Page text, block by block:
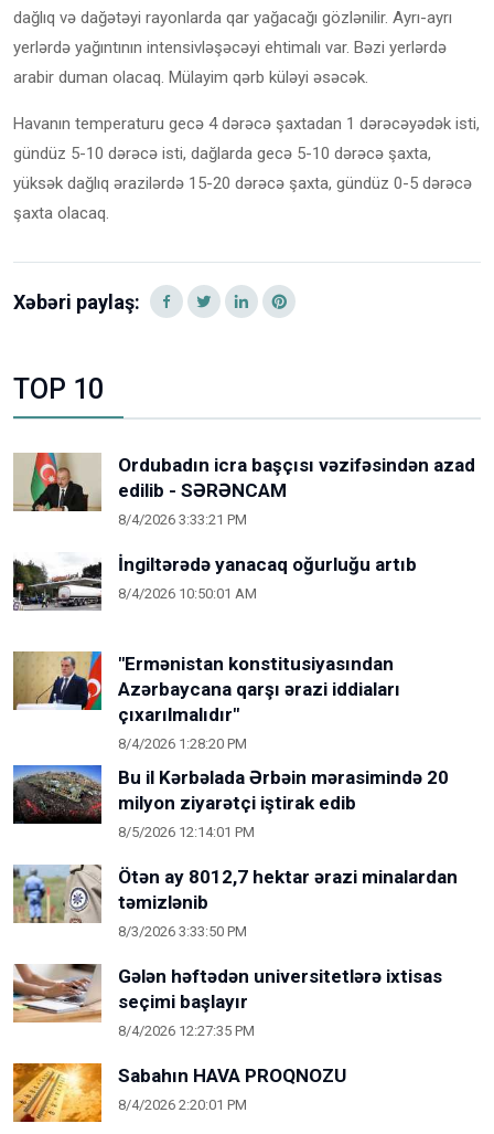
dağlıq və dağətəyi rayonlarda qar yağacağı gözlənilir. Ayrı-ayrı
yerlərdə yağıntının intensivləşəcəyi ehtimalı var. Bəzi yerlərdə
arabir duman olacaq. Mülayim qərb küləyi əsəcək.
Havanın temperaturu gecə 4 dərəcə şaxtadan 1 dərəcəyədək isti,
gündüz 5-10 dərəcə isti, dağlarda gecə 5-10 dərəcə şaxta,
yüksək dağlıq ərazilərdə 15-20 dərəcə şaxta, gündüz 0-5 dərəcə
şaxta olacaq.
Xəbəri paylaş:
TOP 10
Ordubadın icra başçısı vəzifəsindən azad
edilib - SƏRƏNCAM
8/4/2026 3:33:21 PM
İngiltərədə yanacaq oğurluğu artıb
8/4/2026 10:50:01 AM
"Ermənistan konstitusiyasından
Azərbaycana qarşı ərazi iddiaları
çıxarılmalıdır"
8/4/2026 1:28:20 PM
Bu il Kərbəlada Ərbəin mərasimində 20
milyon ziyarətçi iştirak edib
8/5/2026 12:14:01 PM
Ötən ay 8012,7 hektar ərazi minalardan
təmizlənib
8/3/2026 3:33:50 PM
Gələn həftədən universitetlərə ixtisas
seçimi başlayır
8/4/2026 12:27:35 PM
Sabahın HAVA PROQNOZU
8/4/2026 2:20:01 PM